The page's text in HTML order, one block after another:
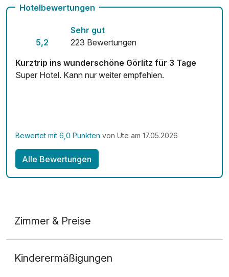
Auch vegetarische Speisen
Kostenloses W-LAN
Hotelbewertungen
5,2
Sehr gut
223 Bewertungen
Kurztrip ins wunderschöne Görlitz für 3 Tage
Super Hotel. Kann nur weiter empfehlen.
Bewertet mit 6,0 Punkten von Ute am 17.05.2026
Alle Bewertungen
Zimmer & Preise
2 Erwachsene und 1 Kind
Kinderermäßigungen